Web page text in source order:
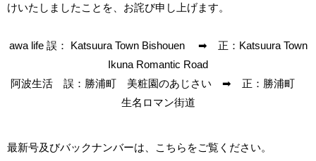
けいたしましたことを、お詫び申し上げます。
awa life 誤： Katsuura Town Bishouen ➡ 正：Katsuura Town
Ikuna Romantic Road
阿波生活 誤：勝浦町 美粧園のあじさい ➡ 正：勝浦町
生名ロマン街道
最新号及びバックナンバーは、こちらをご覧ください。